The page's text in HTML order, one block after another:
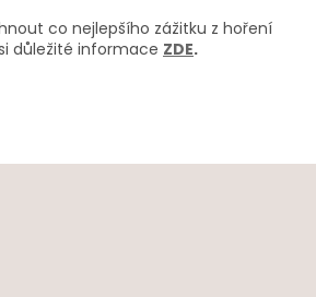
co nejlepšího zážitku z hoření
důležité informace ZDE.